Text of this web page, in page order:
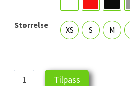
Hvit
Rød Svart
Størrelse
XS
XS
S
S
M
M
Premium
Tilpass